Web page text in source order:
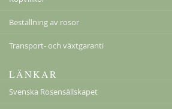
Beställning av rosor
Transport- och växtgaranti
LÄNKAR
Svenska Rosensällskapet